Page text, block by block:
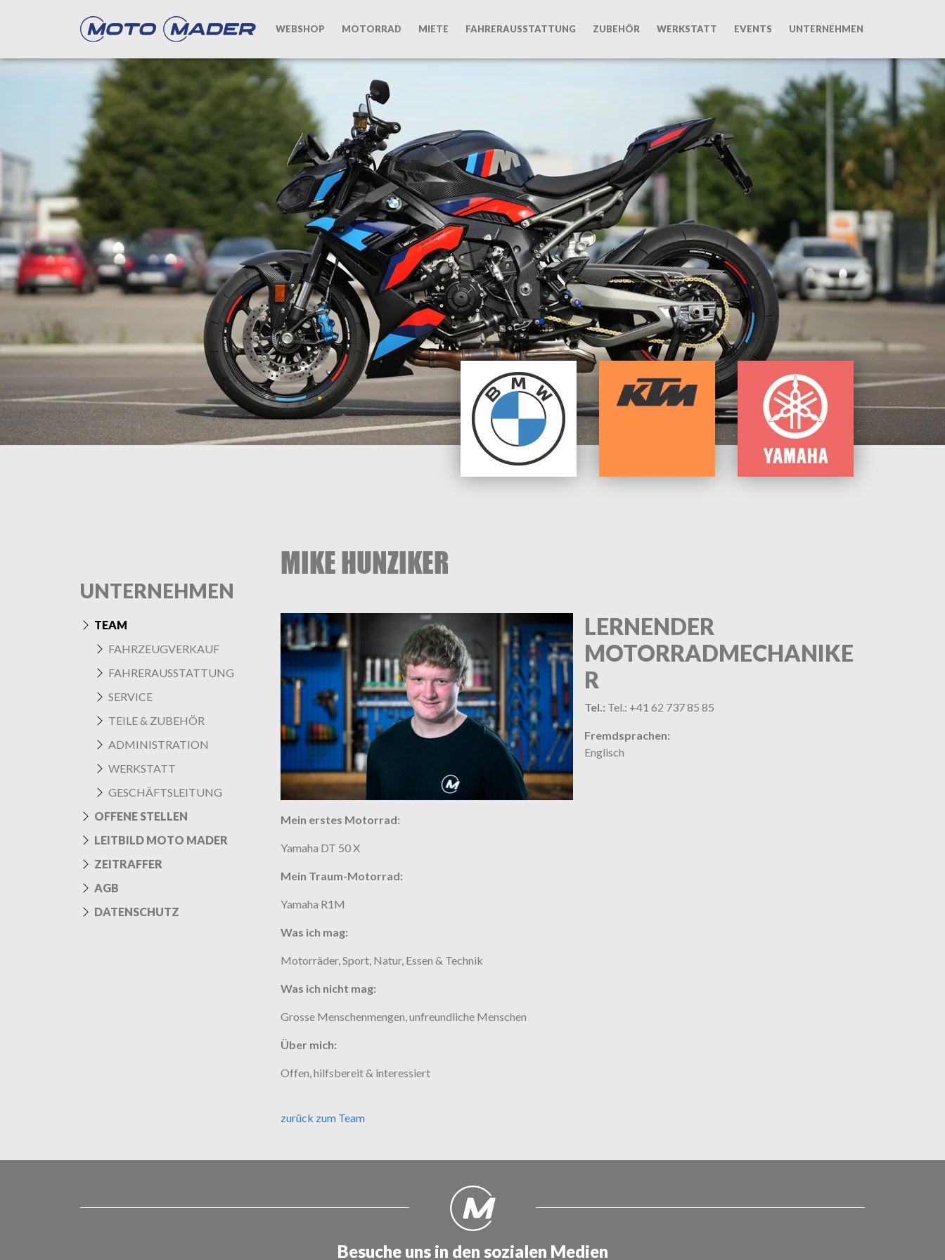
WEBSHOP MOTORRAD MIETE FAHRERAUSSTATTUNG ZUBEHÖR WERKSTATT EVENTS UNTERNEHMEN
UNTERNEHMEN
TEAM
FAHRZEUGVERKAUF
FAHRERAUSSTATTUNG
SERVICE
TEILE & ZUBEHÖR
ADMINISTRATION
WERKSTATT
GESCHÄFTSLEITUNG
OFFENE STELLEN
LEITBILD MOTO MADER
ZEITRAFFER
AGB
DATENSCHUTZ
MIKE HUNZIKER
LERNENDER
MOTORRADMECHANIKE
R
Tel.: Tel.: +41 62 737 85 85
Fremdsprachen:
Englisch
Mein erstes Motorrad:
Yamaha DT 50 X
Mein Traum-Motorrad:
Yamaha R1M
Was ich mag:
Motorräder, Sport, Natur, Essen & Technik
Was ich nicht mag:
Grosse Menschenmengen, unfreundliche Menschen
Über mich:
Offen, hilfsbereit & interessiert
zurück zum Team
Besuche uns in den sozialen Medien